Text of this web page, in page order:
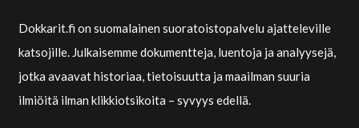
Dokkarit.fi on suomalainen suoratoistopalvelu ajatteleville
katsojille. Julkaisemme dokumentteja, luentoja ja analyysejä,
jotka avaavat historiaa, tietoisuutta ja maailman suuria
ilmiöitä ilman klikkiotsikoita – syvyys edellä.